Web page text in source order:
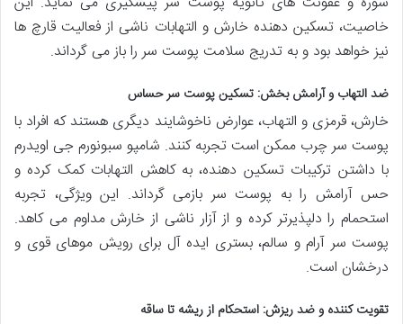
خاصیت، تسکین دهنده خارش و التهابات ناشی از فعالیت قارچ ها
نیز خواهد بود و به تدریج سلامت پوست سر را باز می گرداند.
ضد التهاب و آرامش بخش: تسکین پوست سر حساس
خارش، قرمزی و التهاب، عوارض ناخوشایند دیگری هستند که افراد با
پوست سر چرب ممکن است تجربه کنند. شامپو سبونورم جی اویدرم
با داشتن ترکیبات تسکین دهنده، به کاهش التهابات کمک کرده و
حس آرامش را به پوست سر بازمی گرداند. این ویژگی، تجربه
استحمام را دلپذیرتر کرده و از آزار ناشی از خارش مداوم می کاهد.
پوست سر آرام و سالم، بستری ایده آل برای رویش موهای قوی و
درخشان است.
تقویت کننده و ضد ریزش: استحکام از ریشه تا ساقه